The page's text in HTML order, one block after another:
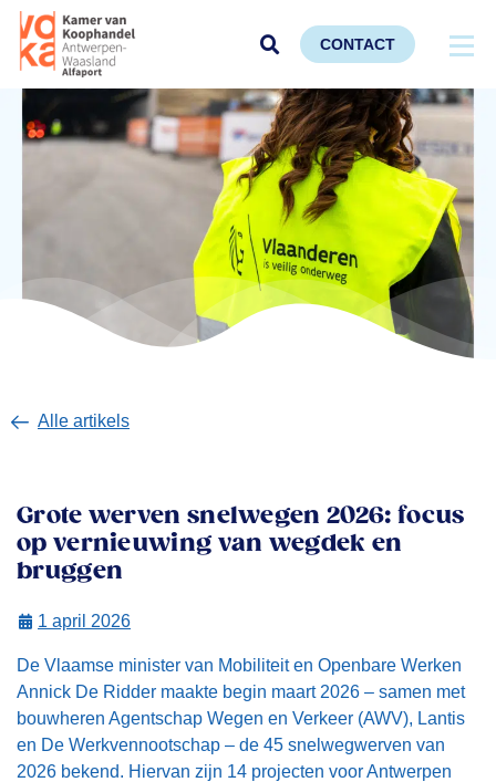
CONTACT
Alle artikels
Grote werven snelwegen 2026: focus
op vernieuwing van wegdek en
bruggen
1 april 2026
De Vlaamse minister van Mobiliteit en Openbare Werken
Annick De Ridder maakte begin maart 2026 – samen met
bouwheren Agentschap Wegen en Verkeer (AWV), Lantis
en De Werkvennootschap – de 45 snelwegwerven van
2026 bekend. Hiervan zijn 14 projecten voor Antwerpen